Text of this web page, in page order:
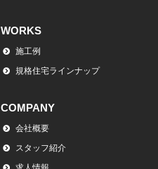
WORKS
施工例
規格住宅ラインナップ
COMPANY
会社概要
スタッフ紹介